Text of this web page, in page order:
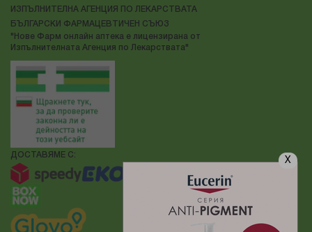
X
ИЗПЪЛНИТЕЛНА АГЕНЦИЯ ПО ЛЕКАРСТВАТА
БЪЛГАРСКИ ФАРМАЦЕВТИЧЕН СЪЮЗ
"Нове Фарм онлайн аптека е лицензирана от
Изпълнителната Агенция по Лекарствата"
ДОСТАВЯМЕ С: